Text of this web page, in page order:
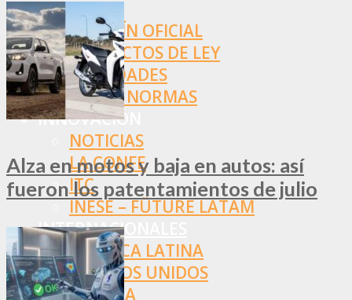
SRT
BOLETÍN OFICIAL
PROYECTOS DE LEY
SOCIEDADES
OTRAS NORMAS
INNOVACIÓN
NOTICIAS
LA CONFE
ITC
INESE – FÜTURE LATAM
INTERNACIONALES
AMÉRICA LATINA
ESTADOS UNIDOS
EUROPA
Alza en motos y baja en autos: así
fueron los patentamientos de julio